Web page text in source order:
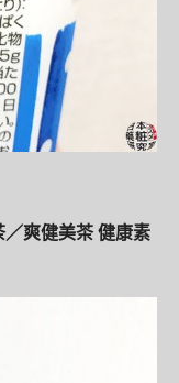
爽健美茶 健康素